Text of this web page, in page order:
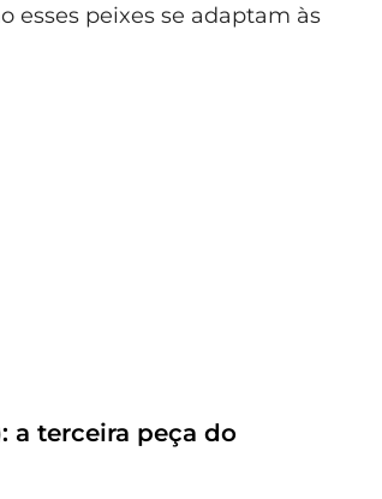
esses peixes se adaptam às
a terceira peça do